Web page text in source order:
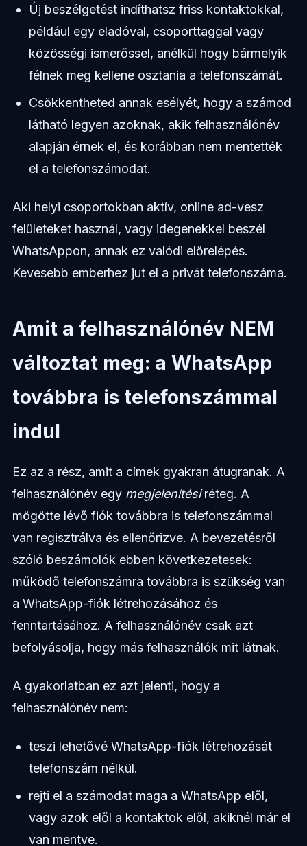
Új beszélgetést indíthatsz friss kontaktokkal,
például egy eladóval, csoporttaggal vagy
közösségi ismerőssel, anélkül hogy bármelyik
félnek meg kellene osztania a telefonszámát.
Csökkentheted annak esélyét, hogy a számod
látható legyen azoknak, akik felhasználónév
alapján érnek el, és korábban nem mentették
el a telefonszámodat.
Aki helyi csoportokban aktív, online ad-vesz
felületeket használ, vagy idegenekkel beszél
WhatsAppon, annak ez valódi előrelépés.
Kevesebb emberhez jut el a privát telefonszáma.
Amit a felhasználónév NEM
változtat meg: a WhatsApp
továbbra is telefonszámmal
indul
Ez az a rész, amit a címek gyakran átugranak. A
felhasználónév egy megjelenítésiréteg. A
mögötte lévő fiók továbbra is telefonszámmal
van regisztrálva és ellenőrizve. A bevezetésről
szóló beszámolók ebben következetesek:
működő telefonszámra továbbra is szükség van
a WhatsApp-fiók létrehozásához és
fenntartásához. A felhasználónév csak azt
befolyásolja, hogy más felhasználók mit látnak.
A gyakorlatban ez azt jelenti, hogy a
felhasználónév nem:
teszi lehetővé WhatsApp-fiók létrehozását
telefonszám nélkül.
rejti el a számodat maga a WhatsApp elől,
vagy azok elől a kontaktok elől, akiknél már el
van mentve.